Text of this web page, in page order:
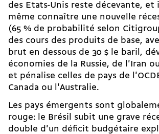
des Etats-Unis reste décevante, et
même connaître une nouvelle
(65 % de probabilité selon
des cours des produits de base,
brut en dessous de 30 $ le baril,
économies de la Russie, de l'Iran
et pénalise celles de pays de
Canada ou l'Australie.
Les pays émergents sont
rouge: le Brésil subit une grave
double d'un déficit budgétaire